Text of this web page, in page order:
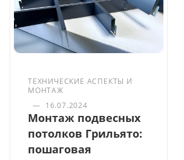
ТЕХНИЧЕСКИЕ АСПЕКТЫ И
МОНТАЖ
— 16.07.2024
Монтаж подвесных
потолков Грильято:
пошаговая